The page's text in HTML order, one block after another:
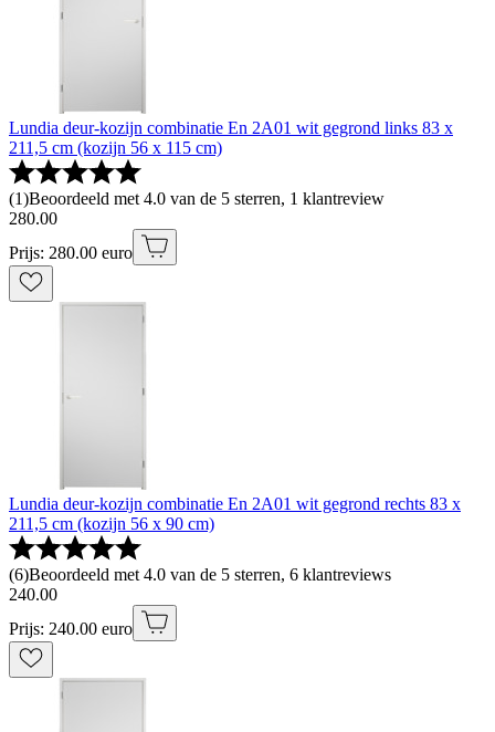
Lundia deur-kozijn combinatie En 2A01 wit gegrond links 83 x
211,5 cm (kozijn 56 x 115 cm)
(1)Beoordeeld met 4.0 van de 5 sterren, 1 klantreview
280.00
Prijs: 280.00 euro
Lundia deur-kozijn combinatie En 2A01 wit gegrond rechts 83 x
211,5 cm (kozijn 56 x 90 cm)
(6)Beoordeeld met 4.0 van de 5 sterren, 6 klantreviews
240.00
Prijs: 240.00 euro